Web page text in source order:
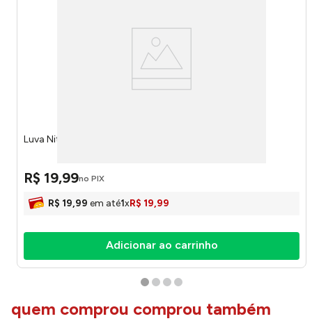
Luva Nitrilica Tamanho 9 - Brasfort
R$ 19,99no PIX
R$ 19,99 em até1xR$ 19,99
Adicionar ao carrinho
quem comprou comprou também